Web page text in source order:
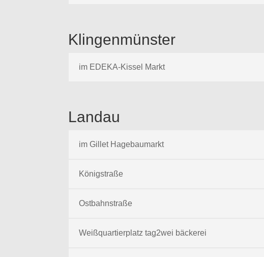
Klingenmünster
im EDEKA-Kissel Markt
Landau
im Gillet Hagebaumarkt
Königstraße
Ostbahnstraße
Weißquartierplatz tag2wei bäckerei